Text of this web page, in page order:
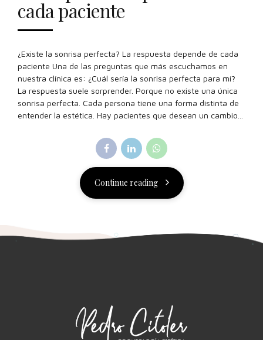
cada paciente
¿Existe la sonrisa perfecta? La respuesta depende de cada
paciente Una de las preguntas que más escuchamos en
nuestra clínica es: ¿Cuál sería la sonrisa perfecta para mí?
La respuesta suele sorprender. Porque no existe una única
sonrisa perfecta. Cada persona tiene una forma distinta de
entender la estética. Hay pacientes que desean un cambio...
Continue reading